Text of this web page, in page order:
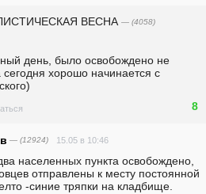
ВЕСНА — (4058)
день, было освобождено не
хорошо начинается с
8
— (12924) 15.05 в 10:46
населенных пункта освобождено,
отправлены к месту постоянной
-синие тряпки на кладбище.